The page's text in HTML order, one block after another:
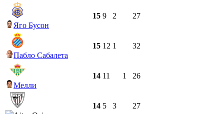
Яго Бусон
15 9 2 27
Пабло Сабалета
15 12 1 32
Мелли
14 11 1 26
14 5 3 27